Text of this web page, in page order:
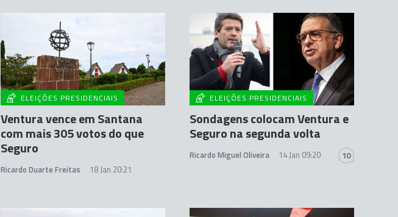
ELEIÇÕES PRESIDENCIAIS
Ventura vence em Santana
com mais 305 votos do que
Seguro
Ricardo Duarte Freitas 18 Jan 20:21
ELEIÇÕES PRESIDENCIAIS
Sondagens colocam Ventura e
Seguro na segunda volta
Ricardo Miguel Oliveira 14 Jan 09:20 10